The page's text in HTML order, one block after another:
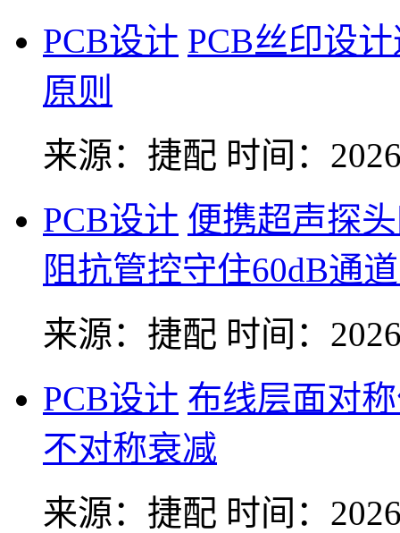
PCB设计 PCB丝印设
原则
来源：捷配 时间：
PCB设计 便携超声探
阻抗管控守住60dB通
来源：捷配 时间：
PCB设计 布线层面对
不对称衰减
来源：捷配 时间：